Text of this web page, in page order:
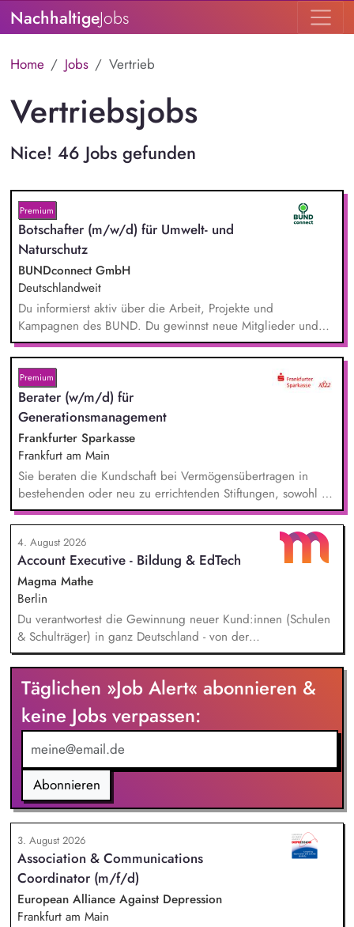
NachhaltigeJobs
Home Jobs Vertrieb
Vertriebsjobs
Nice! 46 Jobs gefunden
Premium
Botschafter (m/w/d) für Umwelt- und
Naturschutz
BUNDconnect GmbH
Deutschlandweit
Du informierst aktiv über die Arbeit, Projekte und
Kampagnen des BUND. Du gewinnst neue Mitglieder und
stärkst damit langfristig den Umwelt- und Naturschutz. Du
beantwortest Fragen zu Umwelt-, Arten- und Klimaschutz nach
bestem Wissen und Gewissen. Du unterstützt Kampagnen
und Aktionen, beispielsweise durch das Sammeln von
Unterschriften für Petitionen.
Premium
Berater (w/m/d) für
Generationsmanagement
Frankfurter Sparkasse
Frankfurt am Main
Sie beraten die Kundschaft bei Vermögensübertragen in
bestehenden oder neu zu errichtenden Stiftungen, sowohl zu
Lebzeiten als auch im Rahmen der Nachlassplanung. Sie
übernehmen eigenverantwortlich alle relevanten Aufgaben
bei der Testamentsvollstreckung und Nachlassverwaltung. Sie
wirken aktiv an Werbemaßnahmen im Stiftungs- und
Nachlassmanagement mit, auch in kreativer Hinsicht.
4. August 2026
Account Executive - Bildung & EdTech
Magma Mathe
Berlin
Du verantwortest die Gewinnung neuer Kund:innen (Schulen
& Schulträger) in ganz Deutschland - von der
Leadgenerierung bis zum Vertragsabschluss. Dabei arbeitest
du sowohl mit selbst generierten Leads als auch mit
qualifizierten Inbound-Anfragen in einem typischen Sales-
Zyklus von rund zwei Monaten. Außerdem repräsentierst du
uns auf Messen, Konferenzen und Veranstaltungen im
Bildungsbereich und trägst aktiv dazu bei, unsere Marke in
Deutschland zu etablieren.
Täglichen »Job Alert« abonnieren &
keine Jobs verpassen:
Abonnieren
3. August 2026
Association & Communications
Coordinator (m/f/d)
European Alliance Against Depression
Frankfurt am Main